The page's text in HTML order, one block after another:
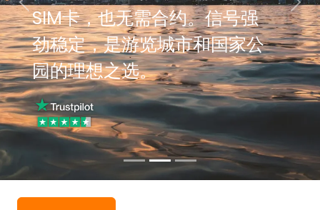
SIM卡，也无需合约。信号强
劲稳定，是游览城市和国家公
园的理想之选。
SIM卡，也无需合约。信号强
劲稳定，是游览城市和国家公
园的理想之选。
Previous Next